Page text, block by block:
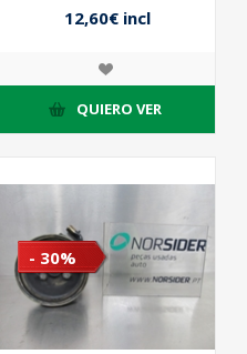
12,60€ incl
impuestos
QUIERO VER
- 30%